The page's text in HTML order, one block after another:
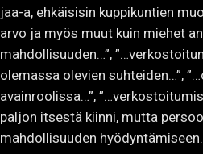
jaa-a, ehkäisisin kuppikuntien
arvo ja myös muut kuin miehet
mahdollisuuden…”,
olemassa olevien suhteiden…”,
avainroolissa…”,
paljon itsestä kiinni, mutta
mahdollisuuden